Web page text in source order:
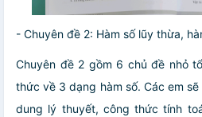
- Chuyên đề 2: Hàm số lũy thừa,
Chuyên đề 2 gồm 6 chủ đề nhỏ
thức về 3 dạng hàm số. Các em
dung lý thuyết, công thức tính